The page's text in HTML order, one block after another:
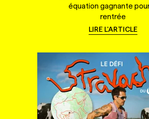
équation gagnante
rentrée
LIRE L'ARTICLE